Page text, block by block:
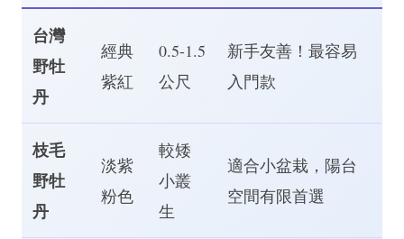
台灣
野牡
丹
經典
紫紅
0.5-1.5
公尺
新手友善！最容易
入門款
枝毛
野牡
丹
淡紫
粉色
較矮
小叢
生
適合小盆栽，陽台
空間有限首選